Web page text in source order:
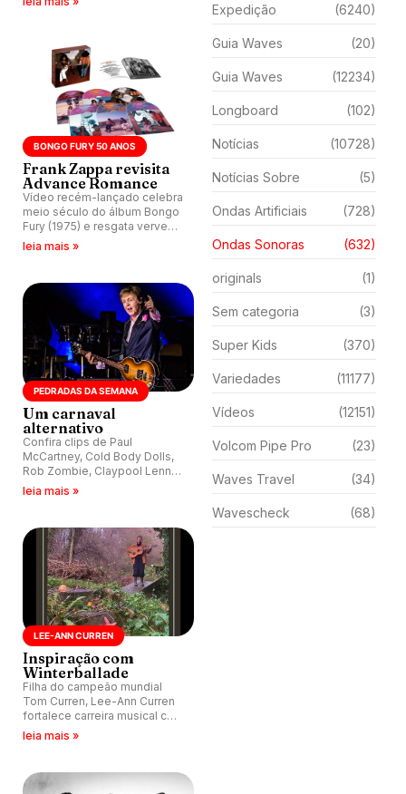
BONGO FURY 50 ANOS
Frank Zappa revisita
Advance Romance
Vídeo recém-lançado celebra
meio século do álbum Bongo
Fury (1975) e resgata verve
crua, irônica e virtuosa de
emblemáticas.
leia mais »
PEDRADAS DA SEMANA
Um carnaval
alternativo
Confira clips de Paul
McCartney, Cold Body Dolls,
Rob Zombie, Claypool Lennon
Delirium, Alice in Chains, The
Rage e The Black Keys.
leia mais »
LEE-ANN CURREN
Inspiração com
Winterballade
Filha do campeão mundial
Tom Curren, Lee-Ann Curren
fortalece carreira musical com
lançamento do clip
leia mais »
Expedição (6240)
Guia Waves (20)
Guia Waves (12234)
Longboard (102)
Notícias (10728)
Notícias Sobre (5)
Ondas Artificiais (728)
Ondas Sonoras (632)
originals (1)
Sem categoria (3)
Super Kids (370)
Variedades (11177)
Vídeos (12151)
Volcom Pipe Pro (23)
Waves Travel (34)
Wavescheck (68)